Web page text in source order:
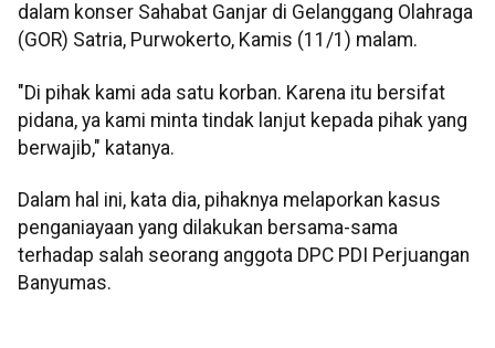
dalam konser Sahabat Ganjar di Gelanggang Olahraga
(GOR) Satria, Purwokerto, Kamis (11/1) malam.
"Di pihak kami ada satu korban. Karena itu bersifat
pidana, ya kami minta tindak lanjut kepada pihak yang
berwajib," katanya.
Dalam hal ini, kata dia, pihaknya melaporkan kasus
penganiayaan yang dilakukan bersama-sama
terhadap salah seorang anggota DPC PDI Perjuangan
Banyumas.